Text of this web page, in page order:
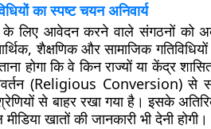
का स्पष्ट चयन अनिवार्य
आवेदन करने वाले संगठनों को अब
शैक्षणिक और सामाजिक
होगा कि वे किन राज्यों या केंद्र
(Religious Conversion) से
से बाहर रखा गया है। इसके
खातों की जानकारी भी देनी होगी।